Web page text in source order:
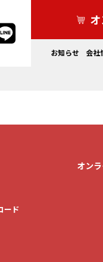
ド
お知らせ 会社
ード
オン